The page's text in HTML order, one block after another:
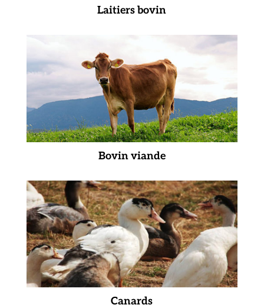
Laitiers bovin
Bovin viande
Canards